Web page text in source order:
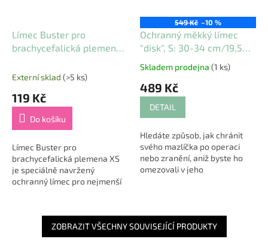
Límec Buster pro
brachycefalická plemena
Externí sklad (>5 ks)
119 Kč
Do košíku
Límec Buster pro
brachycefalická plemena XS
je speciálně navržený
ochranný límec pro nejmenší
menší pekinézové nebo...
549 Kč –10 %
Ochranný měkký límec
"disk", S: 30-34 cm/19,5
Průměrné
produktu
5,0
5
hvězdiček.
Skladem prodejna (1 ks)
489 Kč
DETAIL
Hledáte způsob, jak chránit
svého mazlíčka po operaci
nebo zranění, aniž byste ho
omezovali v jeho
ZOBRAZIT VŠECHNY SOUVISEJÍCÍ PRODUKTY